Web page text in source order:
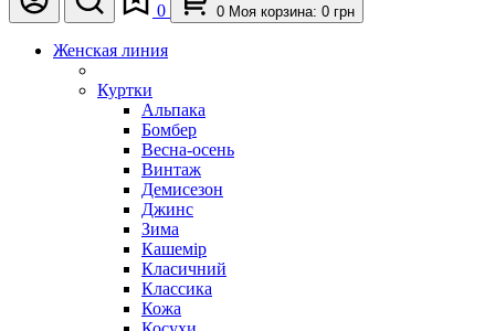
0 0 Моя корзина: 0 грн
Женская линия
Куртки
Альпака
Бомбер
Весна-осень
Винтаж
Демисезон
Джинс
Зима
Кашемір
Класичний
Классика
Кожа